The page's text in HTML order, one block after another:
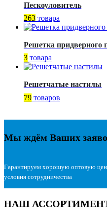
Пескоуловитель
263 товара
Решетка придверного
3 товара
Решетчатые настилы
79 товаров
Мы ждём Ваших
Гарантируем хорошую оптовую
условия сотрудничества
НАШ